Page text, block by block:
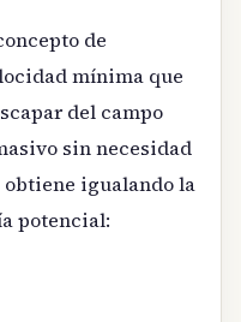
de
mínima que
del campo
sin necesidad
igualando la
potencial: